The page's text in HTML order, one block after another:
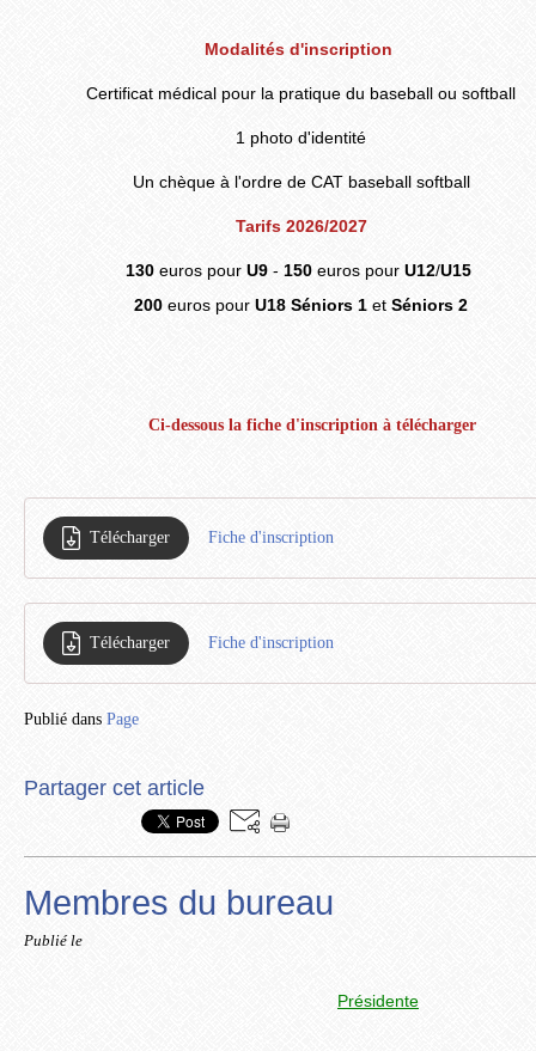
Modalités d'inscription
Certificat médical pour la pratique du baseball ou softball
1 photo d'identité
Un chèque à l'ordre de CAT baseball softball
Tarifs 2026/2027
130 euros pour U9 - 150 euros pour U12/U15
200 euros pour U18 Séniors 1 et Séniors 2
Ci-dessous la fiche d'inscription à télécharger
Télécharger Fiche d'inscription
Télécharger Fiche d'inscription
Publié dans Page
Partager cet article
Membres du bureau
Publié le
Présidente